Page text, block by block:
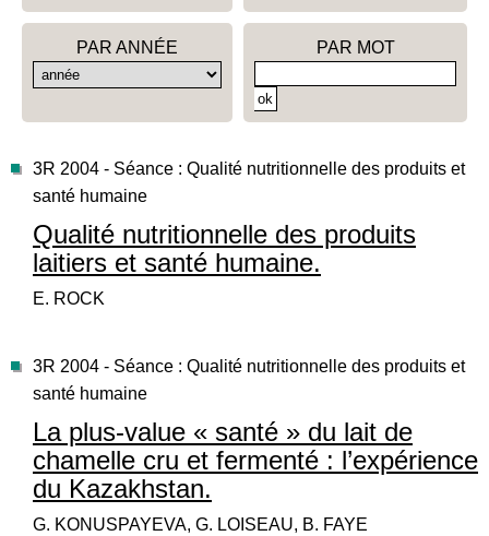
PAR ANNÉE PAR MOT
3R 2004 - Séance : Qualité nutritionnelle des produits et
santé humaine
Qualité nutritionnelle des produits
laitiers et santé humaine.
E. ROCK
3R 2004 - Séance : Qualité nutritionnelle des produits et
santé humaine
La plus-value « santé » du lait de
chamelle cru et fermenté : l’expérience
du Kazakhstan.
G. KONUSPAYEVA, G. LOISEAU, B. FAYE